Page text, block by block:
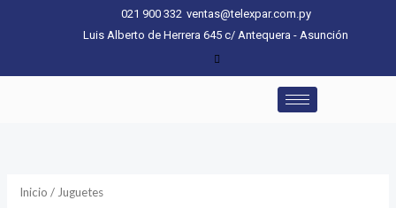
021 900 332 ventas@telexpar.com.py
Luis Alberto de Herrera 645 c/ Antequera - Asunción
Inicio / Juguetes